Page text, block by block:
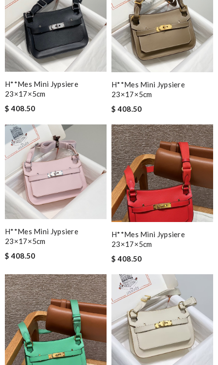
H**mes Mini Jypsiere
23×17×5cm
$ 408.50
H**mes Mini Jypsiere
23×17×5cm
$ 408.50
H**mes Mini Jypsiere
23×17×5cm
$ 408.50
H**mes Mini Jypsiere
23×17×5cm
$ 408.50